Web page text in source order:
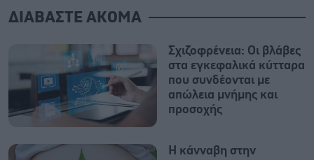
ΔΙΑΒΑΣΤΕ ΑΚΟΜΑ
Σχιζοφρένεια: Οι βλάβες
στα εγκεφαλικά κύτταρα
που συνδέονται με
απώλεια μνήμης και
προσοχής
Η κάνναβη στην